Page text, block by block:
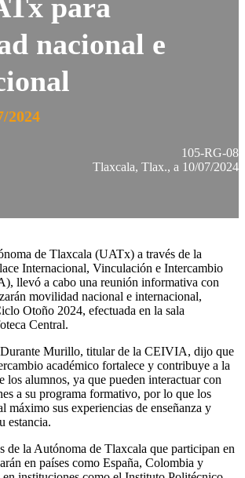
para
nacional e
2024
105-RG-08
Tlaxcala, Tlax., a 10/07/2024
de Tlaxcala (UATx) a través de la
Internacional, Vinculación e Intercambio
llevó a cabo una reunión informativa con
movilidad nacional e internacional,
Otoño 2024, efectuada en la sala
Central.
Murillo, titular de la CEIVIA, dijo que
académico fortalece y contribuye a la
los alumnos, ya que pueden interactuar con
a su programa formativo, por lo que los
máximo sus experiencias de enseñanza y
estancia.
de la Autónoma de Tlaxcala que participan en
en países como España, Colombia y